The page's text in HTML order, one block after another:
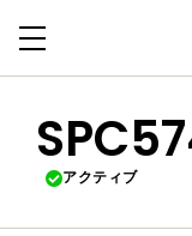
アクティブ